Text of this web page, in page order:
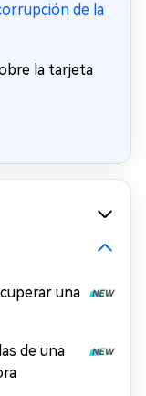
de la
la tarjeta
una
de una